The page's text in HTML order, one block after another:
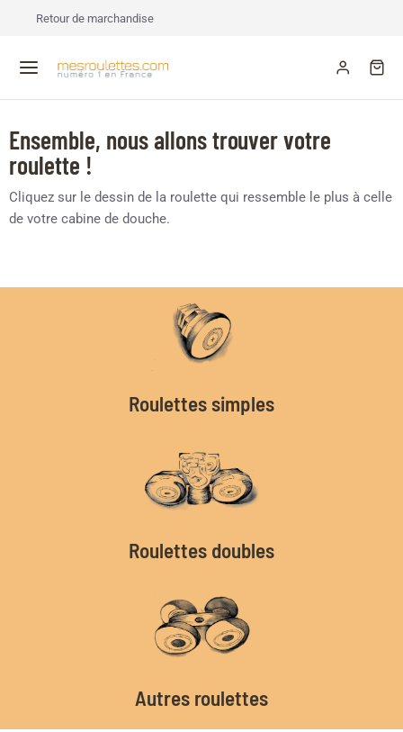
Retour de marchandise
Ensemble, nous allons trouver votre
roulette !
Cliquez sur le dessin de la roulette qui ressemble le plus à celle
de votre cabine de douche.
Roulettes simples
Roulettes doubles
Autres roulettes